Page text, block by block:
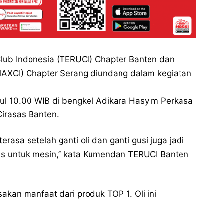
Indonesia (TERUCI) Chapter Banten dan
Chapter Serang diundang dalam kegiatan
10.00 WIB di bengkel Adikara Hasyim Perkasa
Banten.
setelah ganti oli dan ganti gusi juga jadi
mesin,” kata Kumendan TERUCI Banten
manfaat dari produk TOP 1. Oli ini